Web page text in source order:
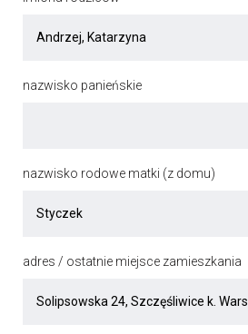
nazwisko panieńskie
nazwisko rodowe matki (z domu)
adres / ostatnie miejsce zamieszkania